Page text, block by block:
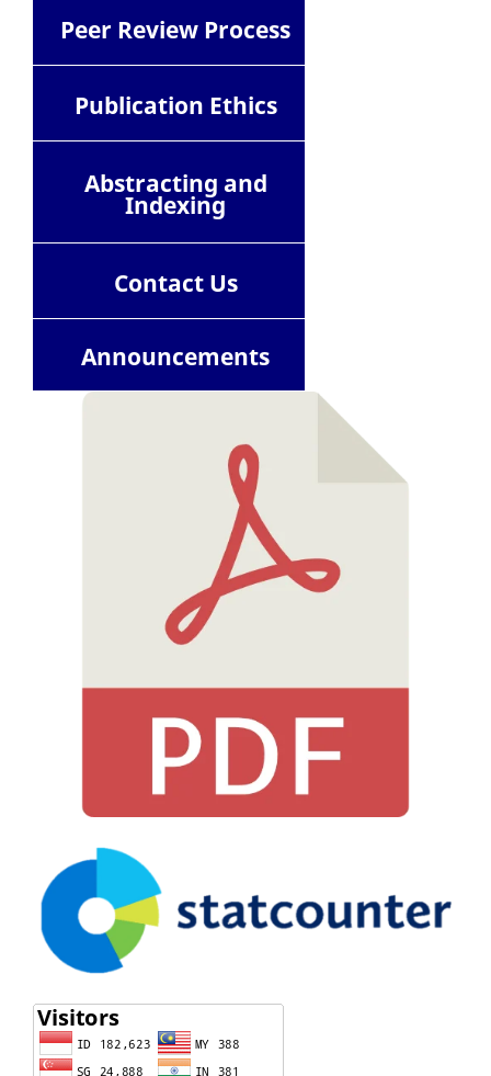
Peer Review Process
Publication Ethics
Abstracting and
Indexing
ContactUs
Announcements